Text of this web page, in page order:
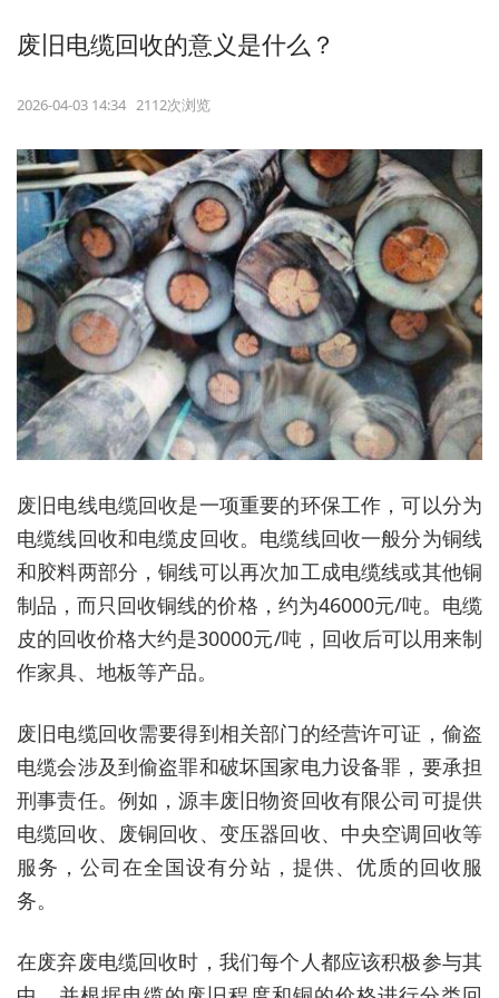
废旧电缆回收的意义是什么？
2026-04-03 14:34 2112次浏览
废旧电线电缆回收是一项重要的环保工作，可以分为
电缆线回收和电缆皮回收。电缆线回收一般分为铜线
和胶料两部分，铜线可以再次加工成电缆线或其他铜
制品，而只回收铜线的价格，约为46000元/吨。电缆
皮的回收价格大约是30000元/吨，回收后可以用来制
作家具、地板等产品。
废旧电缆回收需要得到相关部门的经营许可证，偷盗
电缆会涉及到偷盗罪和破坏国家电力设备罪，要承担
刑事责任。例如，源丰废旧物资回收有限公司可提供
电缆回收、废铜回收、变压器回收、中央空调回收等
服务，公司在全国设有分站，提供、优质的回收服
务。
在废弃废电缆回收时，我们每个人都应该积极参与其